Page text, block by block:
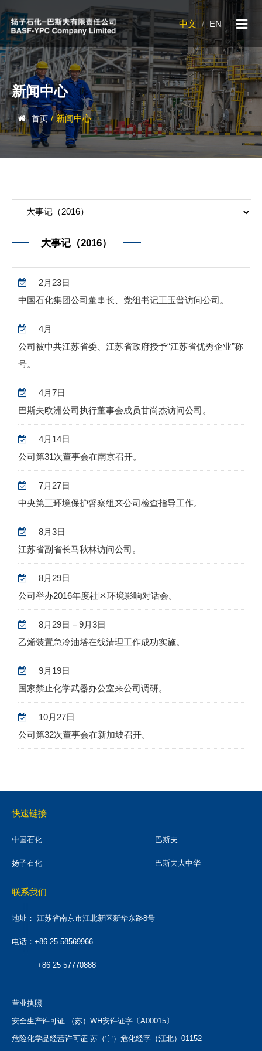
中文 / EN
新闻中心
首页 / 新闻中心
大事记（2016）
2月23日
中国石化集团公司董事长、党组书记王玉普访问公司。
4月
公司被中共江苏省委、江苏省政府授予“江苏省优秀企业”称
号。
4月7日
巴斯夫欧洲公司执行董事会成员甘尚杰访问公司。
4月14日
公司第31次董事会在南京召开。
7月27日
中央第三环境保护督察组来公司检查指导工作。
8月3日
江苏省副省长马秋林访问公司。
8月29日
公司举办2016年度社区环境影响对话会。
8月29日－9月3日
乙烯装置急冷油塔在线清理工作成功实施。
9月19日
国家禁止化学武器办公室来公司调研。
10月27日
公司第32次董事会在新加坡召开。
快速链接
中国石化 巴斯夫
扬子石化 巴斯夫大中华
联系我们
地址： 江苏省南京市江北新区新华东路8号
电话：+86 25 58569966
+86 25 57770888
营业执照
安全生产许可证 （苏）WH安许证字〔A00015〕
危险化学品经营许可证 苏（宁）危化经字（江北）01152